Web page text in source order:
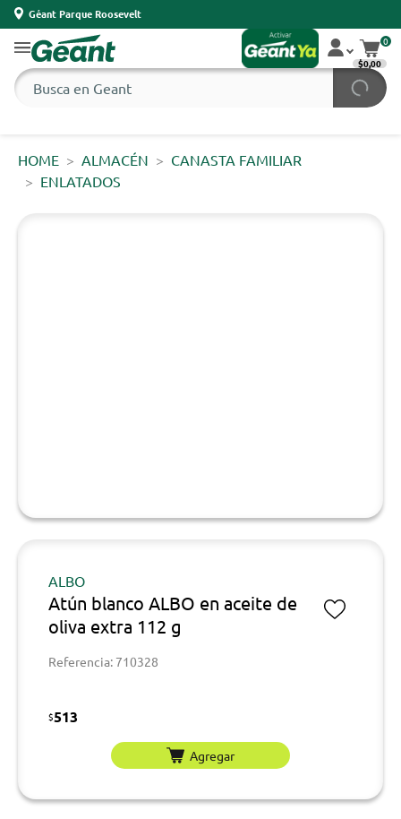
Géant Parque Roosevelt
0
$0,00
HOME ALMACÉN
CANASTA FAMILIAR
ENLATADOS
ALBO
Atún blanco ALBO en aceite de
oliva extra 112 g
Referencia: 710328
$513
Agregar